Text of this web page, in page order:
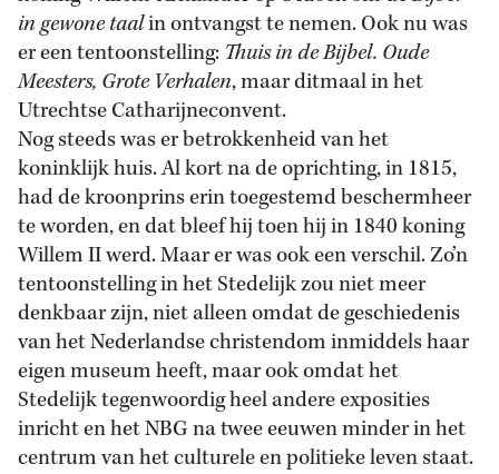
in gewone taalin ontvangst te nemen. Ook nu was
er een tentoonstelling: Thuis in de Bijbel. Oude
Meesters, Grote Verhalen, maar ditmaal in het
Utrechtse Catharijneconvent.
Nog steeds was er betrokkenheid van het
koninklijk huis. Al kort na de oprichting, in 1815,
had de kroonprins erin toegestemd beschermheer
te worden, en dat bleef hij toen hij in 1840 koning
Willem II werd. Maar er was ook een verschil. Zo’n
tentoonstelling in het Stedelijk zou niet meer
denkbaar zijn, niet alleen omdat de geschiedenis
van het Nederlandse christendom inmiddels haar
eigen museum heeft, maar ook omdat het
Stedelijk tegenwoordig heel andere exposities
inricht en het NBG na twee eeuwen minder in het
centrum van het culturele en politieke leven staat.